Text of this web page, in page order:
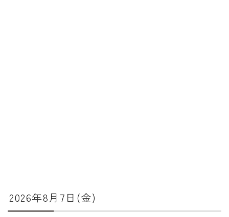
二十八宿
二十七宿
2026年8月7日(金)